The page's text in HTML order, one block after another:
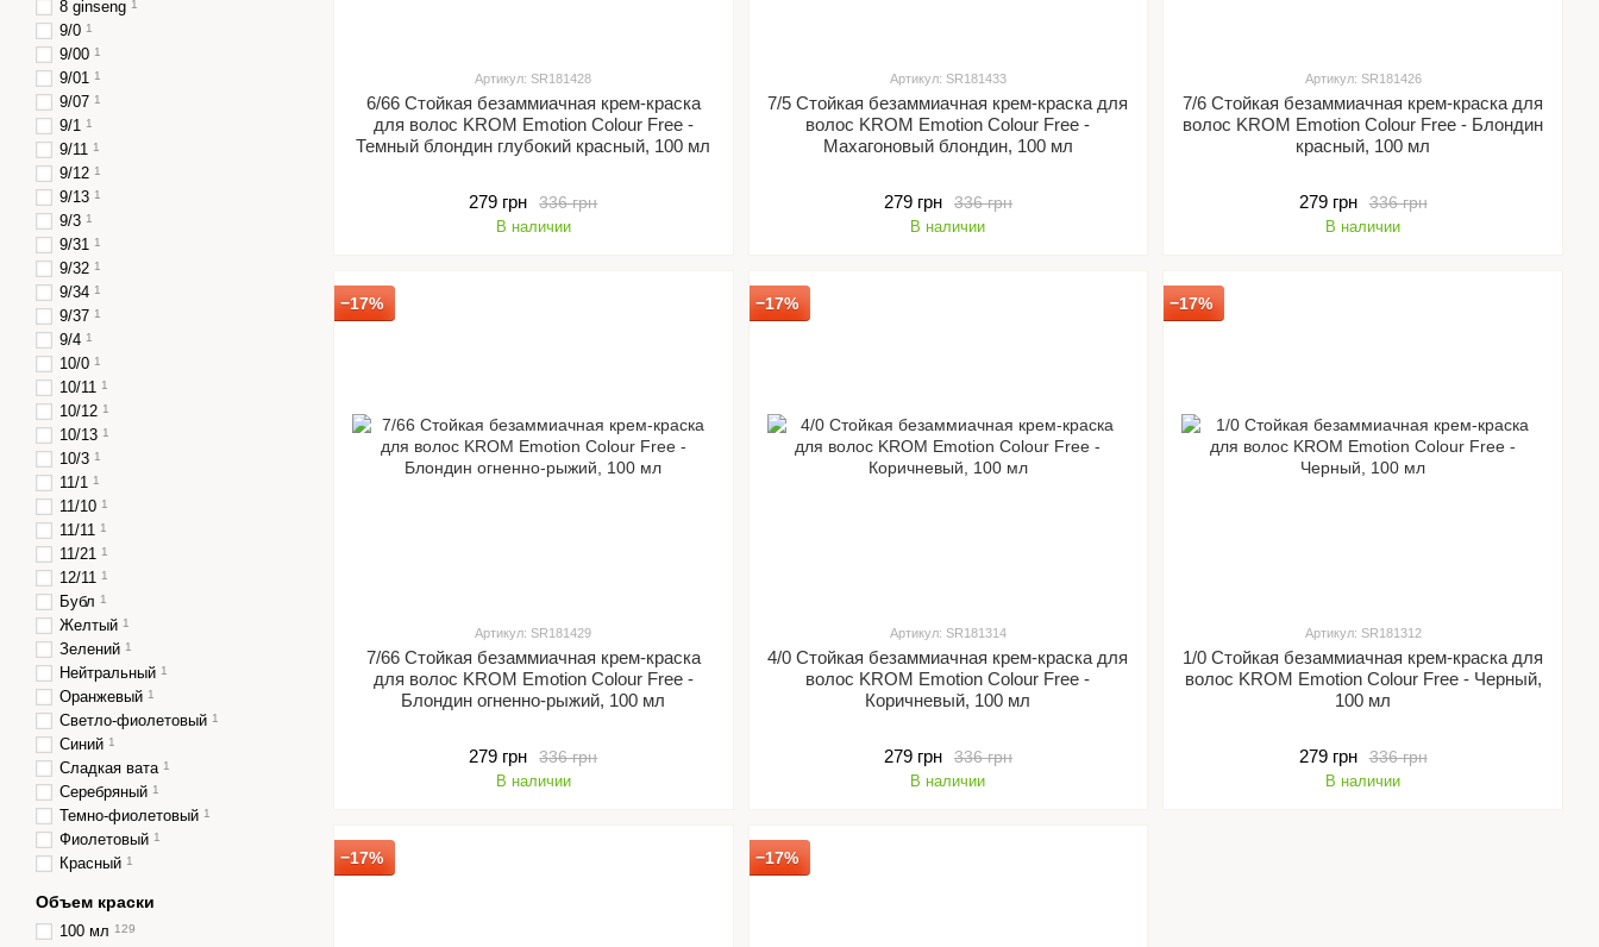
Артикул: SR181428
6/66 Стойкая безаммиачная крем-краска
для волос KROM Emotion Colour Free -
Темный блондин глубокий красный, 100 мл
336 грн
279 грн
В наличии
Артикул: SR181433
7/5 Стойкая безаммиачная крем-краска для
волос KROM Emotion Colour Free -
Махагоновый блондин, 100 мл
336 грн
279 грн
В наличии
Артикул: SR181426
7/6 Стойкая безаммиачная крем-краска для
волос KROM Emotion Colour Free - Блондин
красный, 100 мл
336 грн
279 грн
В наличии
−17%
Артикул: SR181429
7/66 Стойкая безаммиачная крем-краска
для волос KROM Emotion Colour Free -
Блондин огненно-рыжий, 100 мл
336 грн
279 грн
В наличии
−17%
Артикул: SR181314
4/0 Стойкая безаммиачная крем-краска для
волос KROM Emotion Colour Free -
Коричневый, 100 мл
336 грн
279 грн
В наличии
−17%
Артикул: SR181312
1/0 Стойкая безаммиачная крем-краска для
волос KROM Emotion Colour Free - Черный,
100 мл
336 грн
279 грн
В наличии
−17% −17%
8 ginseng 1
9/0 1
9/00 1
9/01 1
9/07 1
9/1 1
9/11 1
9/12 1
9/13 1
9/3 1
9/31 1
9/32 1
9/34 1
9/37 1
9/4 1
10/0 1
10/11 1
10/12 1
10/13 1
10/3 1
11/1 1
11/10 1
11/11 1
11/21 1
12/11 1
Бубл 1
Желтый 1
Зелений 1
Нейтральный 1
Оранжевый 1
Светло-фиолетовый 1
Синий 1
Сладкая вата 1
Серебряный 1
Темно-фиолетовый 1
Фиолетовый 1
Красный 1
Объем краски
100 мл 129